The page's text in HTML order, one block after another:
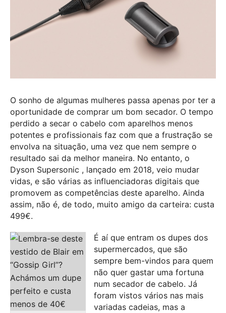
O sonho de algumas mulheres passa apenas por ter a
oportunidade de comprar um bom secador. O tempo
perdido a secar o cabelo com aparelhos menos
potentes e profissionais faz com que a frustração se
envolva na situação, uma vez que nem sempre o
resultado sai da melhor maneira. No entanto, o
Dyson Supersonic , lançado em 2018, veio mudar
vidas, e são várias as influenciadoras digitais que
promovem as competências deste aparelho. Ainda
assim, não é, de todo, muito amigo da carteira: custa
499€.
É aí que entram os dupes dos
supermercados, que são
sempre bem-vindos para quem
não quer gastar uma fortuna
num secador de cabelo. Já
foram vistos vários nas mais
variadas cadeias, mas a